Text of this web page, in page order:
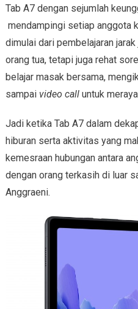
Tab A7 dengan sejumlah
mendampingi setiap anggota
dimulai dari pembelajaran jarak
orang tua, tetapi juga rehat
belajar masak bersama,
sampai video calluntuk
Jadi ketika Tab A7 dalam
hiburan serta aktivitas yang
kemesraan hubungan antara
dengan orang terkasih di luar
Anggraeni.